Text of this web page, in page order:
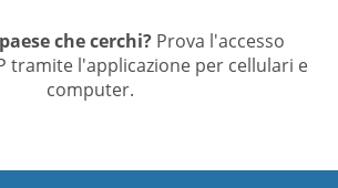
che cerchi? Prova l'accesso
tramite l'applicazione per cellulari e
computer.